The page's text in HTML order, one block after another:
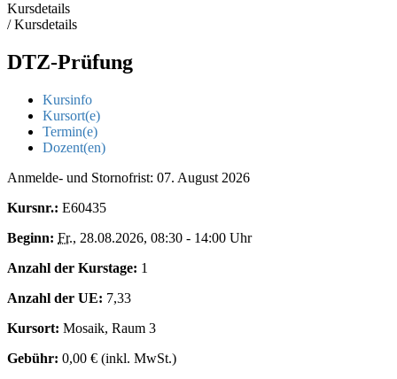
Kursdetails
/Kursdetails
DTZ-Prüfung
Kursinfo
Kursort(e)
Termin(e)
Dozent(en)
Anmelde- und Stornofrist: 07. August 2026
Kursnr.: E60435
Beginn: Fr., 28.08.2026, 08:30 - 14:00 Uhr
Anzahl der Kurstage: 1
Anzahl der UE: 7,33
Kursort: Mosaik, Raum 3
Gebühr: 0,00 € (inkl. MwSt.)